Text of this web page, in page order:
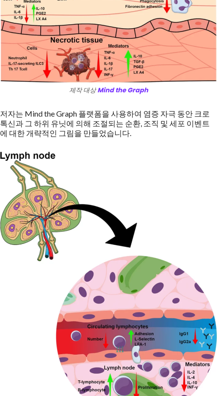
제작 대상Mind the Graph
저자는 Mind the Graph 플랫폼을 사용하여 염증 자극 동안 크로
톡신과 그 하위 유닛에 의해 조절되는 순환, 조직 및 세포 이벤트
에 대한 개략적인 그림을 만들었습니다.